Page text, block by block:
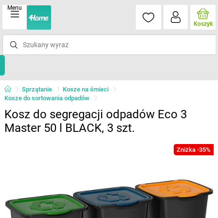
Menu
Koszyk
Sprzątanie
Kosze na śmieci
Kosze do sortowania odpadów
Kosz do segregacji odpadów Eco 3
Master 50 l BLACK, 3 szt.
Zniżka -35%